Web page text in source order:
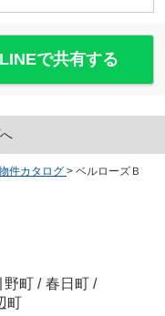
LINEで共有する
件カタログ > ベルローズＢ
野町 / 春日町 /
町